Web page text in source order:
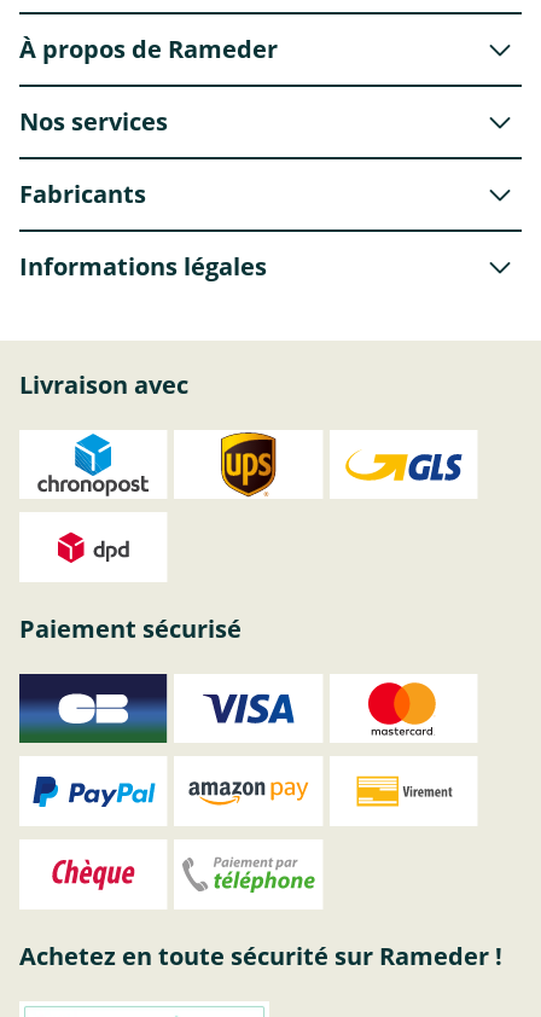
À propos de Rameder
Nos services
Fabricants
Informations légales
Livraison avec
Paiement sécurisé
Achetez en toute sécurité sur Rameder !